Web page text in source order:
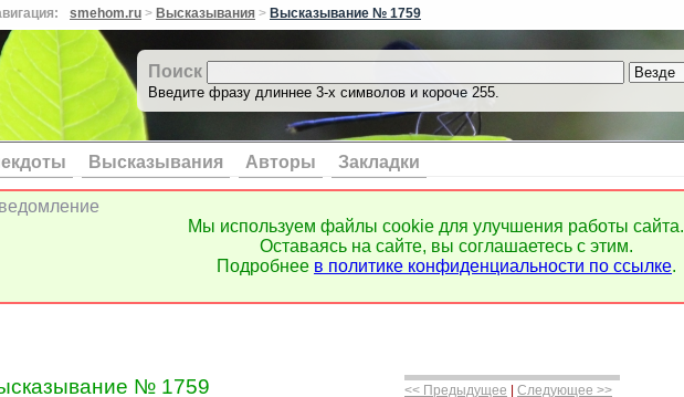
smehom.ru > Высказывания > Высказывание № 1759
Поиск
Введите фразу длиннее 3-х символов и короче 255.
Высказывания Авторы Закладки
Мы используем файлы cookie для улучшения работы сайта.
Оставаясь на сайте, вы соглашаетесь с этим.
Подробнее в политике конфиденциальности по ссылке.
<< Предыдущее Следующее >>
№ 1759